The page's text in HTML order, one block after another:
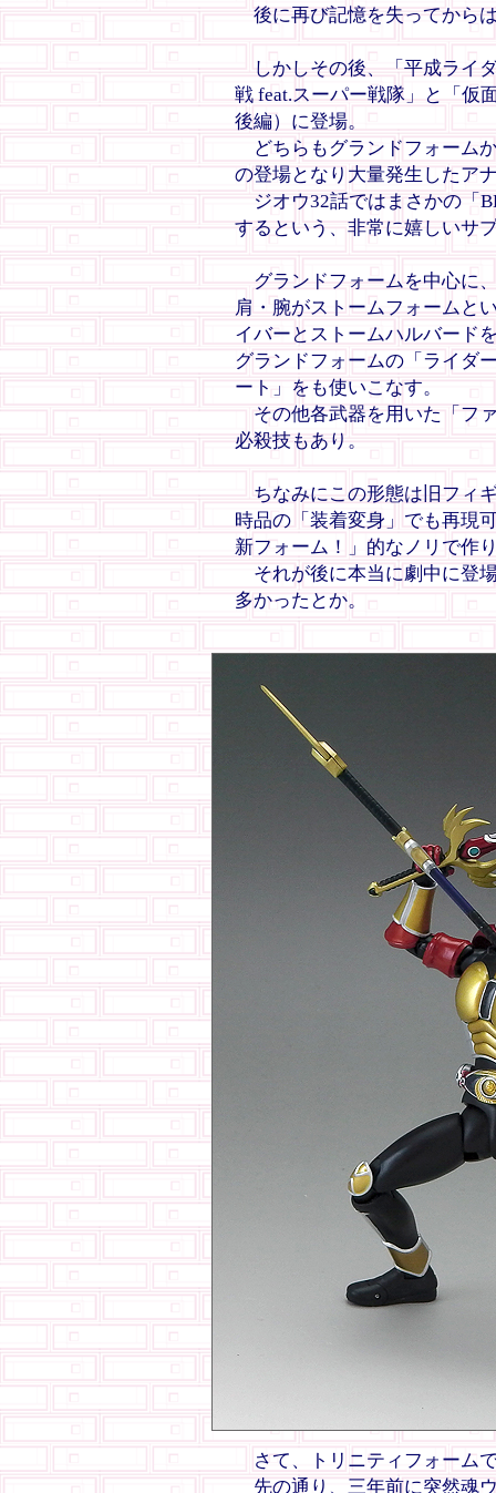
後に再び記憶を失ってから
しかしその後、「平成ライ
戦 feat.スーパー戦隊」と「仮
後編）に登場。
どちらもグランドフォーム
の登場となり大量発生したア
ジオウ32話ではまさかの「
するという、非常に嬉しいサ
グランドフォームを中心に
肩・腕がストームフォームと
イバーとストームハルバード
グランドフォームの「ライダ
ート」をも使いこなす。
その他各武器を用いた「フ
必殺技もあり。
ちなみにこの形態は旧フィ
時品の「装着変身」でも再現
新フォーム！」的なノリで作
それが後に本当に劇中に登
多かったとか。
さて、トリニティフォーム
先の通り、三年前に突然魂